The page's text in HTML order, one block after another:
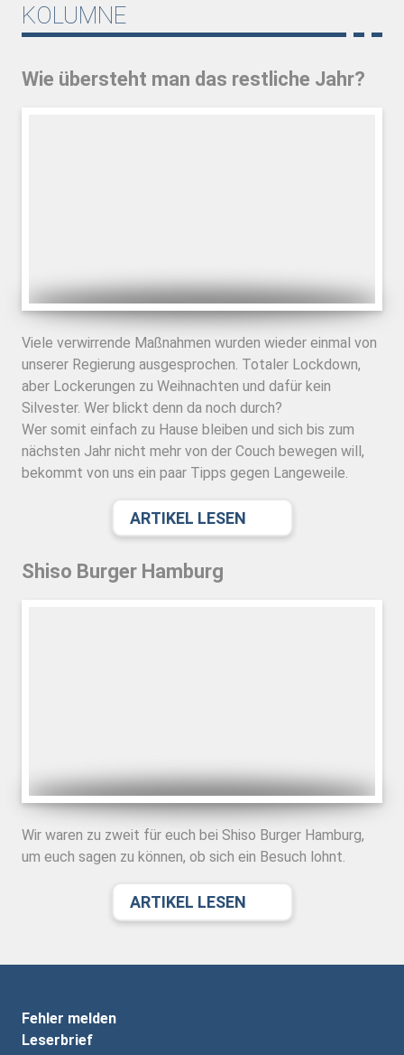
KOLUMNE
Wie übersteht man das restliche Jahr?
Viele verwirrende Maßnahmen wurden wieder einmal von
unserer Regierung ausgesprochen. Totaler Lockdown,
aber Lockerungen zu Weihnachten und dafür kein
Silvester. Wer blickt denn da noch durch?
Wer somit einfach zu Hause bleiben und sich bis zum
nächsten Jahr nicht mehr von der Couch bewegen will,
bekommt von uns ein paar Tipps gegen Langeweile.
ARTIKEL LESEN
Shiso Burger Hamburg
Wir waren zu zweit für euch bei Shiso Burger Hamburg,
um euch sagen zu können, ob sich ein Besuch lohnt.
ARTIKEL LESEN
Fehler melden
Leserbrief